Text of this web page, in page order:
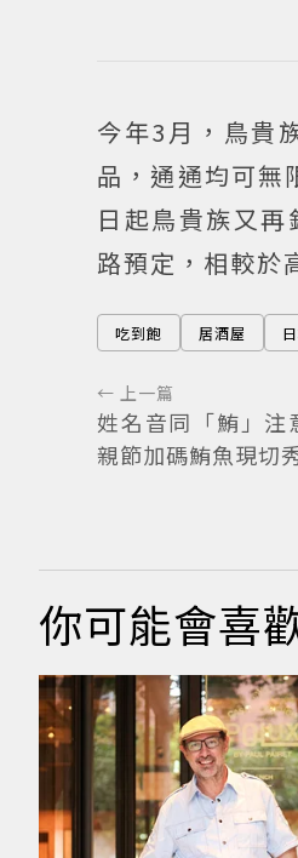
今年3月，鳥貴
品，通通均可無
日起鳥貴族又
路預定，相較於
吃到飽 居酒屋
← 上一篇
姓名音同「鮪」注
親節加碼鮪魚現切
你可能會喜